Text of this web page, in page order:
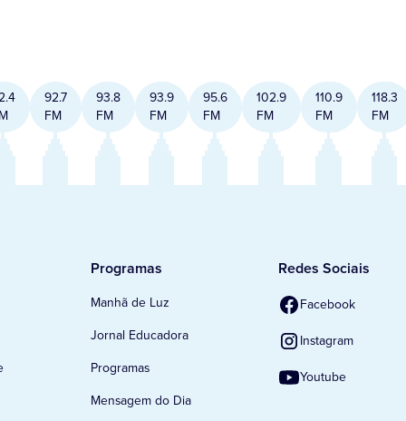
92.7
FM
93.8
FM
93.9
FM
95.6
FM
102.9
FM
110.9
FM
118.3
FM
Programas
Manhã de Luz
Jornal Educadora
Programas
Mensagem do Dia
Redes Sociais
Facebook
Instagram
Youtube